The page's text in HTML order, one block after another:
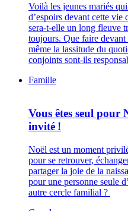
Voilà les jeunes mariés
d’espoirs devant cette
sera-t-elle un long fleuve
toujours. Que faire devant
même la lassitude du
conjoints sont-ils
Famille
Vous êtes seul pour
invité !
Noël est un moment
pour se retrouver,
partager la joie de la
pour une personne seule
autre cercle familial ?